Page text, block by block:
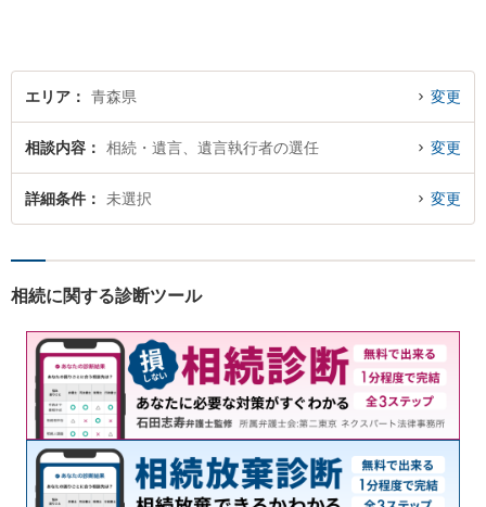
エリア 青森県 変更
相談内容 相続・遺言、遺言執行者の選任 変更
詳細条件 未選択 変更
相続に関する診断ツール